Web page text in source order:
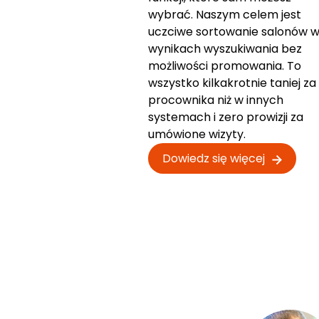
wybrać. Naszym celem jest
uczciwe sortowanie salonów w
wynikach wyszukiwania bez
możliwości promowania. To
wszystko kilkakrotnie taniej za
procownika niż w innych
systemach i zero prowizji za
umówione wizyty.
Dowiedz się więcej